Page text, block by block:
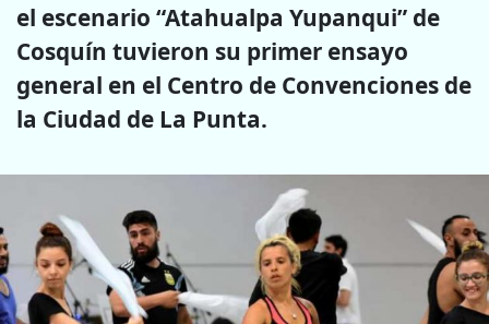
el escenario “Atahualpa Yupanqui” de
Cosquín tuvieron su primer ensayo
general en el Centro de Convenciones de
la Ciudad de La Punta.